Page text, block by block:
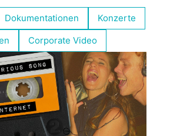
Dokumentationen
Konzerte
Corporate Video